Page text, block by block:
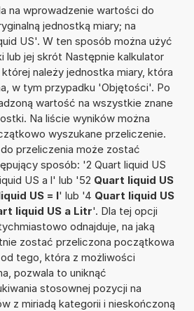
na wprowadzenie wartości do
jednostką miary; na
US'. W ten sposób można użyć
lub jej skrót Następnie kalkulator
należy jednostka miary, która
w tym przypadku 'Objętości'. Po
wartość na wszystkie znane
Na liście wyników można
wyszukane przeliczenie.
przeliczenia może zostać
sposób: '2 Quart liquid US
US a l' lub '52 Quart liquid US
US = l' lub '4 Quart liquid US
liquid US a Litr'. Dla tej opcji
odnajduje, na jaką
zostać przeliczona początkowa
tego, która z możliwości
pozwala to uniknąć
stosownej pozycji na
z miriadą kategorii i nieskończoną